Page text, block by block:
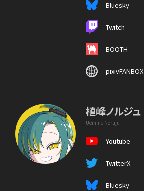
Bluesky
Twitch
BOOTH
pixivFANBOX
植峰ノルジュ
Uemine Noruju
Youtube
TwitterX
Bluesky